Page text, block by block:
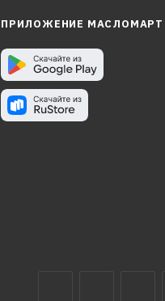
ПРИЛОЖЕНИЕ МАСЛОМАРТ